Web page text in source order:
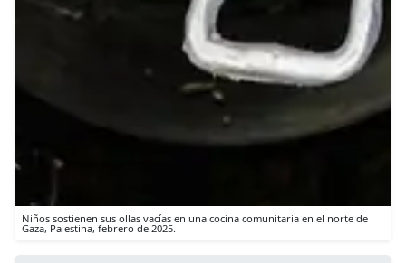
Niños sostienen sus ollas vacías en una cocina comunitaria en el norte de
Gaza, Palestina, febrero de 2025.